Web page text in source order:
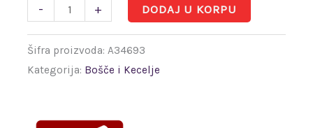
- + DODAJ U KORPU
Šifra proizvoda:A34693
Kategorija: Bošče i Kecelje